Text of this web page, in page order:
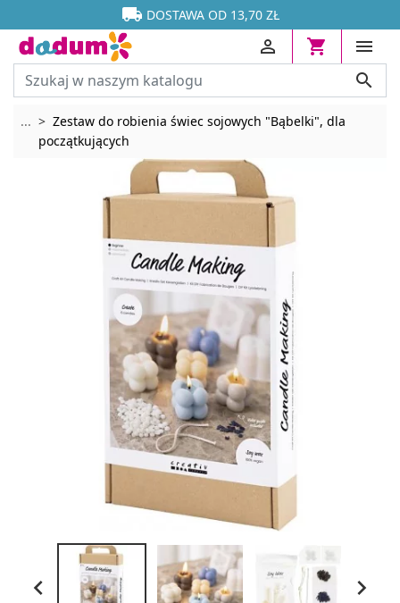

 DOSTAWA OD 13,70 ZŁ






... Rozwiń breadcrumbs
Zestaw do robienia świec sojowych "Bąbelki", dla
początkujących
 